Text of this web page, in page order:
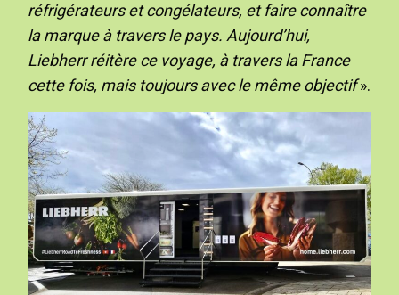
réfrigérateurs et congélateurs, et faire connaître
la marque à travers le pays. Aujourd’hui,
Liebherr réitère ce voyage, à travers la France
cette fois, mais toujours avec le même objectif».